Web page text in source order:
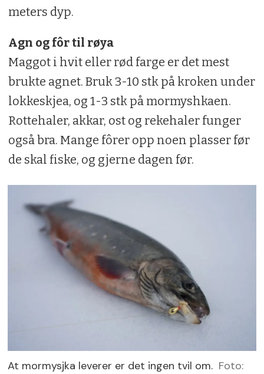
meters dyp.
Agn og fôr til røya
Maggot i hvit eller rød farge er det mest
brukte agnet. Bruk 3-10 stk på kroken under
lokkeskjea, og 1-3 stk på mormyshkaen.
Rottehaler, akkar, ost og rekehaler funger
også bra. Mange fôrer opp noen plasser før
de skal fiske, og gjerne dagen før.
At mormysjka leverer er det ingen tvil om. Foto: